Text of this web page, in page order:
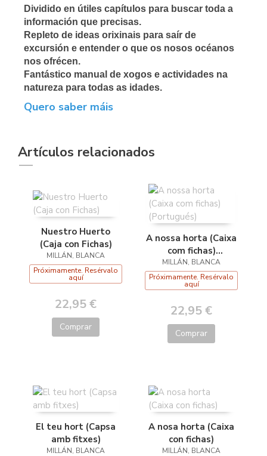
Dividido en útiles capítulos para buscar toda a
información que precisas.
Repleto de ideas orixinais para saír de
excursión e entender o que os nosos océanos
nos ofrécen.
Fantástico manual de xogos e actividades na
natureza para todas as idades.
Quero saber máis
Artículos relacionados
Nuestro Huerto
(Caja con Fichas)
MILLÁN, BLANCA
Próximamente. Resérvalo
aquí
22,95 €
Comprar
A nossa horta (Caixa
com fichas)
(Portugués)
MILLÁN, BLANCA
Próximamente. Resérvalo
aquí
22,95 €
Comprar
El teu hort (Capsa
amb fitxes)
MILLÁN, BLANCA
A nosa horta (Caixa
con fichas)
MILLÁN, BLANCA